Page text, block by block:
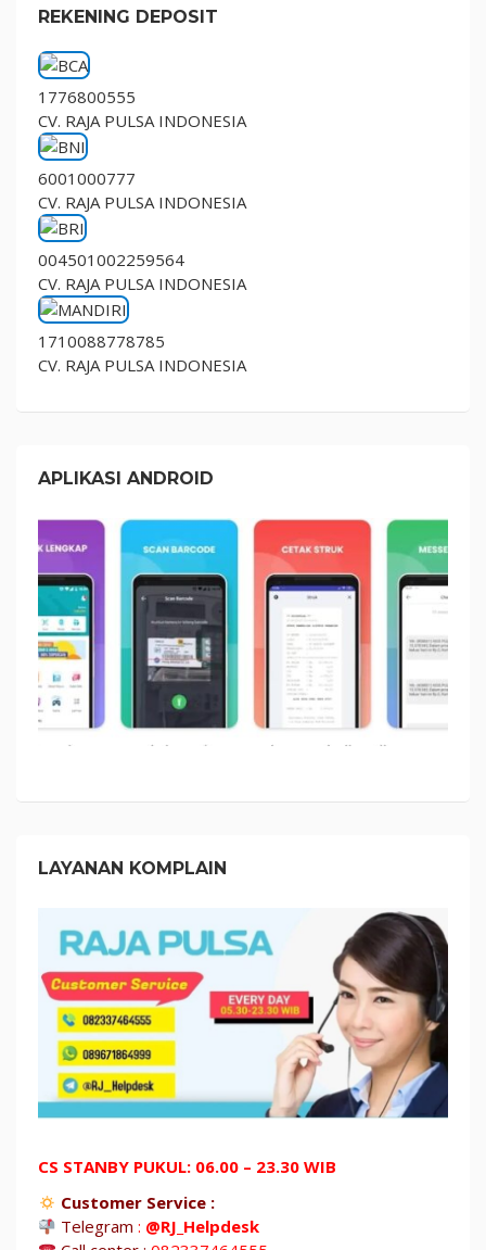
REKENING DEPOSIT
1776800555
CV. RAJA PULSA INDONESIA
6001000777
CV. RAJA PULSA INDONESIA
004501002259564
CV. RAJA PULSA INDONESIA
1710088778785
CV. RAJA PULSA INDONESIA
APLIKASI ANDROID
LAYANAN KOMPLAIN
CS STANBY PUKUL: 06.00 – 23.30 WIB
Customer Service :
Telegram: @RJ_Helpdesk